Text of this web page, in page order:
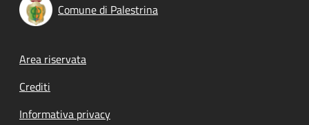
Comune di Palestrina
Footer menu
Area riservata
Crediti
Informativa privacy